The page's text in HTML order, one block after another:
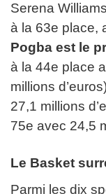
Serena
à la 63e place,
Pogba est le
à la 44e place
millions
27,1 millions
75e avec 24,5
Le Basket
Parmi les dix